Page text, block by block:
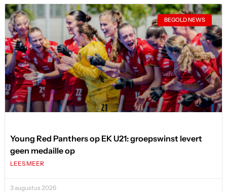
BEGOLD NEWS
Young Red Panthers op EK U21: groepswinst levert
geen medaille op
LEES MEER
3 augustus 2026